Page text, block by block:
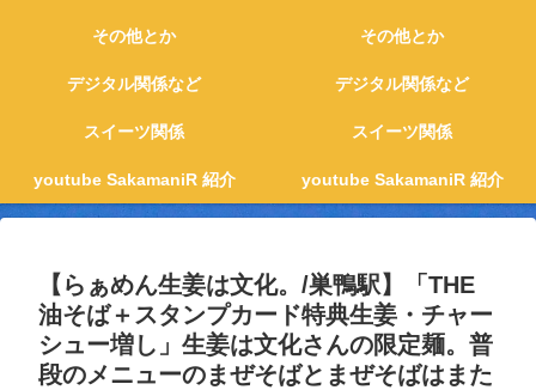
その他とか その他とか
デジタル関係など デジタル関係など
スイーツ関係 スイーツ関係
youtube SakamaniR 紹介 youtube SakamaniR 紹介
【らぁめん生姜は文化。/巣鴨駅】「THE
油そば＋スタンプカード特典生姜・チャー
シュー増し」生姜は文化さんの限定麺。普
段のメニューのまぜそばとまぜそばはまた